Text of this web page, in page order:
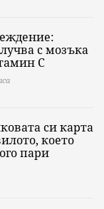
с мозъка
C
си карта
което
пари